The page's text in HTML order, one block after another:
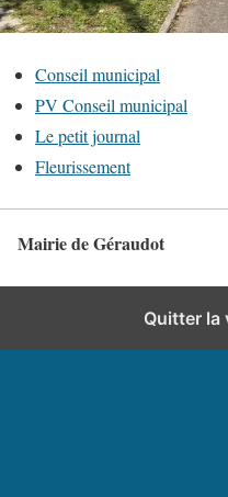
Conseil municipal
PV Conseil municipal
Le petit journal
Fleurissement
Mairie de Géraudot
Quitter la